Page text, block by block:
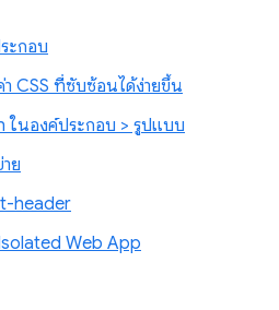
ะกอบ
CSS ที่ซับซ้อนได้ง่ายขึ้น
ในองค์ประกอบ > รูปแบบ
ย
header
Web App